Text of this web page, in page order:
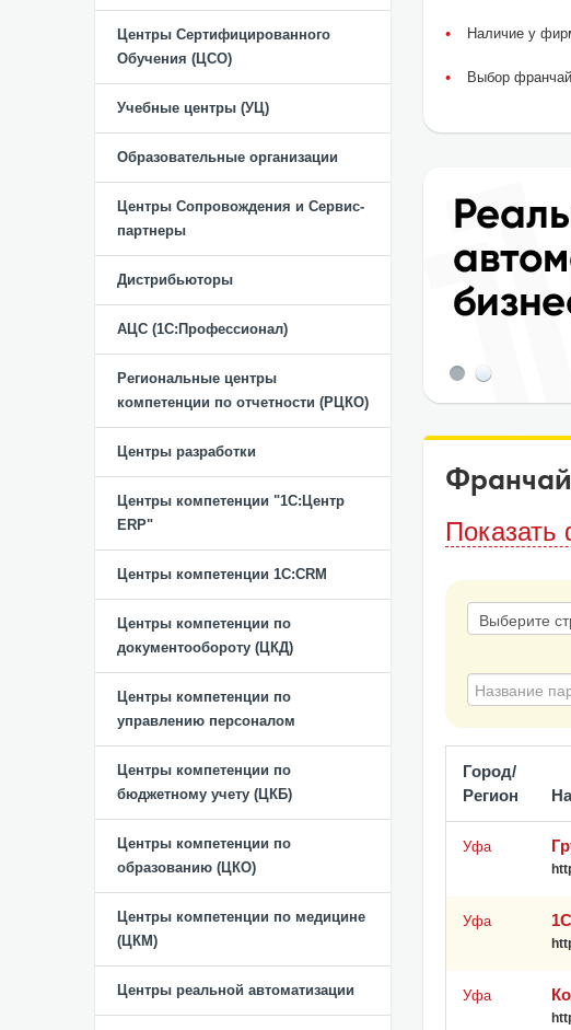
Центры Сертифицированного
Обучения (ЦСО)
Учебные центры (УЦ)
Образовательные организации
Центры Сопровождения и Сервис-
партнеры
Дистрибьюторы
АЦС (1С:Профессионал)
Региональные центры
компетенции по отчетности (РЦКО)
Центры разработки
Центры компетенции "1С:Центр
ERP"
Центры компетенции 1C:CRM
Центры компетенции по
документообороту (ЦКД)
Центры компетенции по
управлению персоналом
Центры компетенции по
бюджетному учету (ЦКБ)
Центры компетенции по
образованию (ЦКО)
Центры компетенции по медицине
(ЦКМ)
Центры реальной автоматизации
Наличие у
Выбор
Показать
Город/
Регион
Уфа
Уфа
Уфа